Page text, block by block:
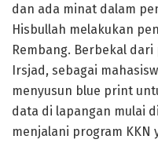
dan ada minat dalam
Hisbullah melakukan
Rembang. Berbekal
Irsjad, sebagai
menyusun blue print
data di lapangan mulai
menjalani program KKN